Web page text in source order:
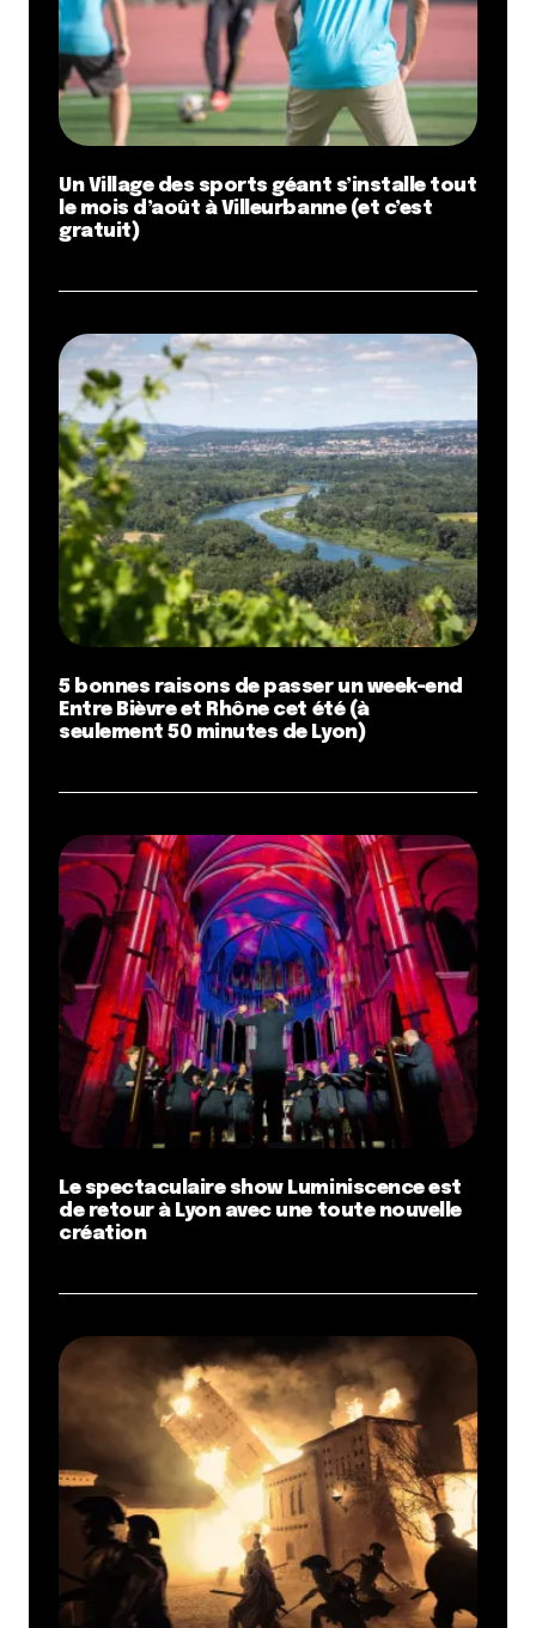
Un Village des sports géant s’installe tout
le mois d’août à Villeurbanne (et c’est
gratuit)
5 bonnes raisons de passer un week-end
Entre Bièvre et Rhône cet été (à
seulement 50 minutes de Lyon)
Le spectaculaire show Luminiscence est
de retour à Lyon avec une toute nouvelle
création